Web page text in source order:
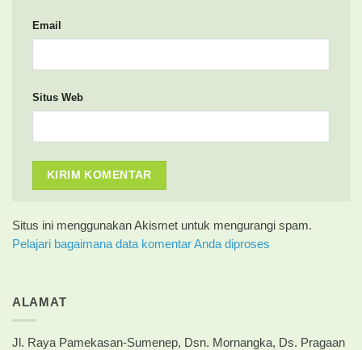
Email
Situs Web
Situs ini menggunakan Akismet untuk mengurangi spam.
Pelajari bagaimana data komentar Anda diproses
ALAMAT
Jl. Raya Pamekasan-Sumenep, Dsn. Mornangka, Ds. Pragaan